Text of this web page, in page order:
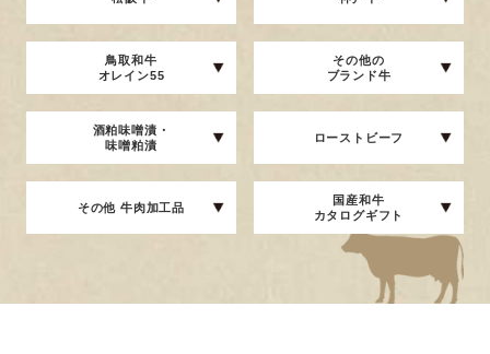
鳥取和牛
オレイン55
その他の
ブランド牛
酒粕味噌漬・
味噌粕漬
ローストビーフ
その他 牛肉加工品
国産和牛
カタログギフト